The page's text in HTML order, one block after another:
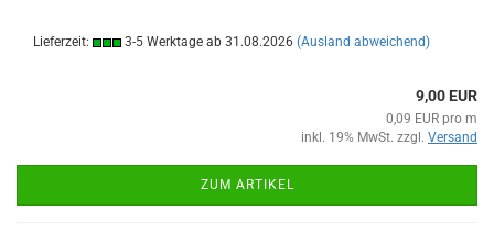
Lieferzeit: 3-5 Werktage ab 31.08.2026 (Ausland abweichend)
9,00 EUR
0,09 EUR pro m
inkl. 19% MwSt. zzgl. Versand
ZUM ARTIKEL